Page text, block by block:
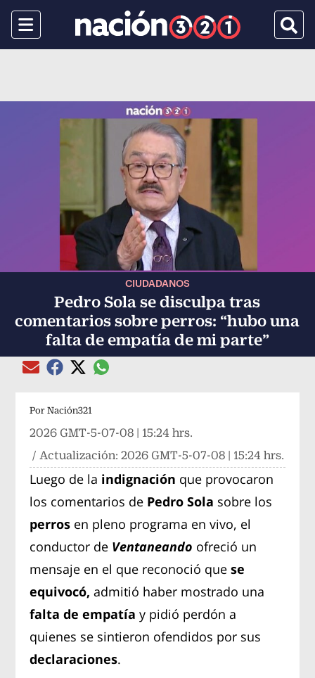
Menu
CIUDADANOS
Pedro Sola se disculpa tras
comentarios sobre perros: “hubo una
falta de empatía de mi parte”
Compartir el artículo actual mediante Email
Compartir el artículo actual mediante Facebook
Compartir el artículo actual mediante Twitter
Compartir el artículo actual mediante
Por Nación321
2026 GMT-5-07-08 | 15:24 hrs.
/ Actualización:2026 GMT-5-07-08 | 15:24 hrs.
Luego de la indignación que provocaron
los comentarios de Pedro Sola sobre los
perros en pleno programa en vivo, el
conductor de Ventaneando ofreció un
mensaje en el que reconoció que se
equivocó,admitió haber mostrado una
falta de empatía y pidió perdón a
quienes se sintieron ofendidos por sus
declaraciones.